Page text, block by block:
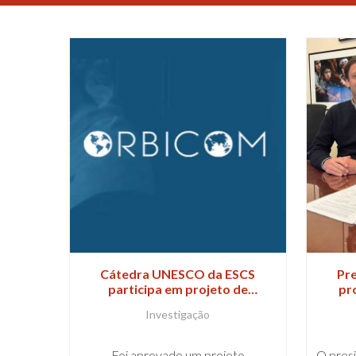
Cátedra UNESCO da ESCS
participa em projeto de
Investigação